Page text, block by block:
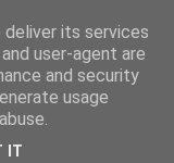
its services
user-agent are
and security
usage
IT